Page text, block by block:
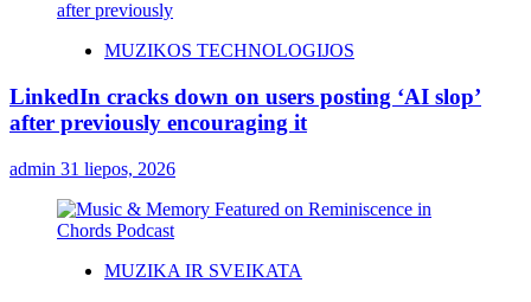
MUZIKOS TECHNOLOGIJOS
LinkedIn cracks down on users posting ‘AI slop’
after previously encouraging it
admin 31 liepos, 2026
MUZIKA IR SVEIKATA